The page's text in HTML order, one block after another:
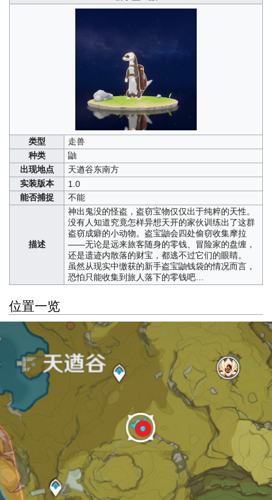
类型
走兽
种类
鼬
出现地点
天遒谷东南方
实装版本
1.0
能否捕捉
不能
描述
神出鬼没的怪盗，盗窃宝物仅仅出于纯粹的天性。
没有人知道究竟怎样异想天开的家伙训练出了这群
盗窃成癖的小动物。盗宝鼬会四处偷窃收集摩拉
——无论是远来旅客随身的零钱、冒险家的盘缠，
还是遗迹内散落的财宝，都逃不过它们的眼睛。
虽然从现实中缴获的新手盗宝鼬钱袋的情况而言，
恐怕只能收集到旅人落下的零钱吧…
位置一览